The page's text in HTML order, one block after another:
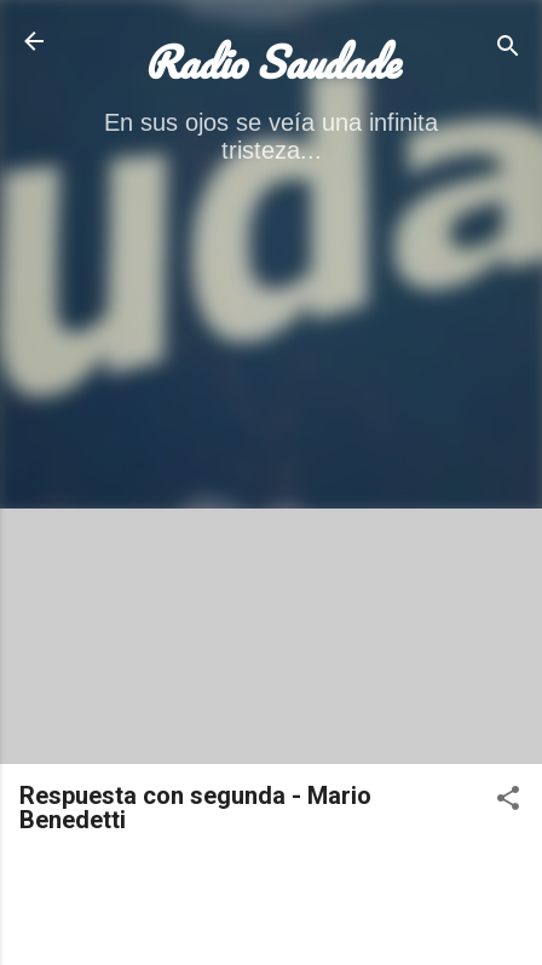
Radio Saudade
En sus ojos se veía una infinita
tristeza...
Respuesta con segunda - Mario
Benedetti